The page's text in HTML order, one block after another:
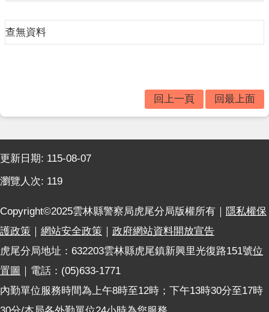
主
題
場
便
民
服
政
府
資
訊
開
查無資料
回上一頁 回最上面
更新日期: 115-08-07
瀏覽人次: 119
Copyright©2025雲林縣警察局虎尾分局版權所有｜ 隱私權保
護政策 ｜ 網站安全政策 ｜ 政府網站資料開放宣告
虎尾分局地址：632203雲林縣虎尾鎮新興里光復路151號位
置圖 ｜電話：(05)633-1771
內勤單位服務時間為上午8時至12時；下午13時30分至17時